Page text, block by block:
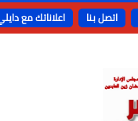
اتصل بنا اعلاناتك مع